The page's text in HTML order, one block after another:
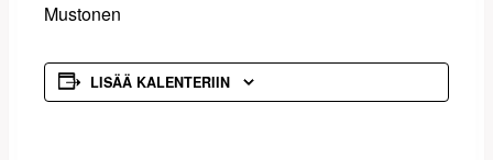
Mustonen
LISÄÄ KALENTERIIN